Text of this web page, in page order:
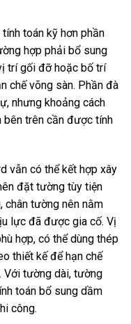
toán kỹ hơn phần
hợp phải bổ sung
trí gối đỡ hoặc bố trí
chế võng sàn. Phần đà
nhưng khoảng cách
bên trên cần được tính
vẫn có thể kết hợp xây
đặt tường tùy tiện
chân tường nên nằm
lực đã được gia cố. Vị
hợp, có thể dùng thép
thiết kế để hạn chế
Với tường dài, tường
toán bổ sung dầm
công.